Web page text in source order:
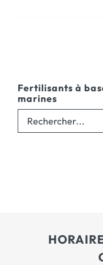
Fertilisants à
marines